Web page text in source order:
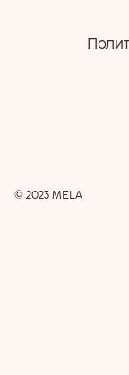
© 2023 MELA